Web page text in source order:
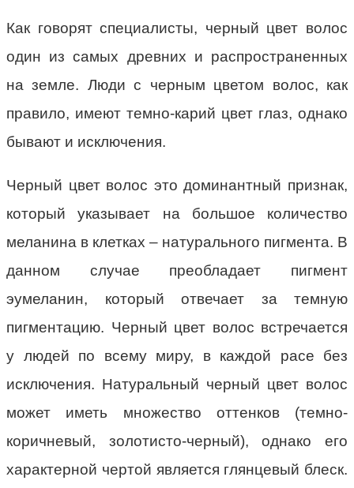
Как говорят специалисты, черный цвет волос
один из самых древних и распространенных
на земле. Люди с черным цветом волос, как
правило, имеют темно-карий цвет глаз, однако
бывают и исключения.
Черный цвет волос это доминантный признак,
который указывает на большое количество
меланина в клетках – натурального пигмента. В
данном случае преобладает пигмент
эумеланин, который отвечает за темную
пигментацию. Черный цвет волос встречается
у людей по всему миру, в каждой расе без
исключения. Натуральный черный цвет волос
может иметь множество оттенков (темно-
коричневый, золотисто-черный), однако его
характерной чертой является глянцевый блеск.